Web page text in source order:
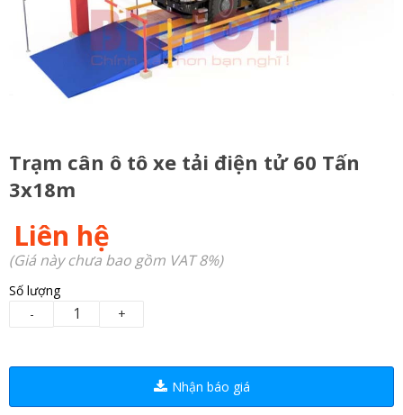
Trạm cân ô tô xe tải điện tử 60 Tấn
3x18m
Liên hệ
(Giá này chưa bao gồm VAT 8%)
Số lượng
-
+
Nhận báo giá